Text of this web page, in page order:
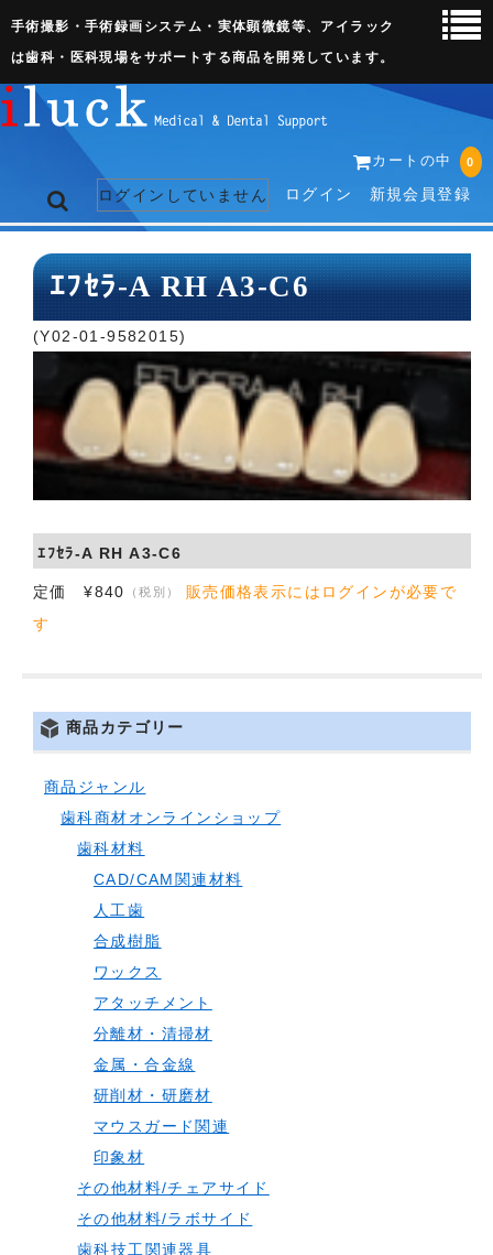
手術撮影・手術録画システム・実体顕微鏡等、アイラック
は歯科・医科現場をサポートする商品を開発しています。
カートの中 0
ログインしていません ログイン 新規会員登録
トップページ
術野撮影キット
3D実体顕微鏡
会社概要
お問い合わせ
ｴﾌｾﾗ-A RH A3-C6
(Y02-01-9582015)
ｴﾌｾﾗ-A RH A3-C6
定価 ¥840 （税別）
販売価格表示にはログインが必要で
す
商品カテゴリー
商品ジャンル
歯科商材オンラインショップ
歯科材料
CAD/CAM関連材料
人工歯
合成樹脂
ワックス
アタッチメント
分離材・清掃材
金属・合金線
研削材・研磨材
マウスガード関連
印象材
その他材料/チェアサイド
その他材料/ラボサイド
歯科技工関連器具